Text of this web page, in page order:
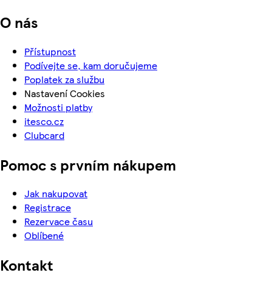
O nás
Přístupnost
Podívejte se, kam doručujeme
Poplatek za službu
Nastavení Cookies
Možnosti platby
itesco.cz
Clubcard
Pomoc s prvním nákupem
Jak nakupovat
Registrace
Rezervace času
Oblíbené
Kontakt